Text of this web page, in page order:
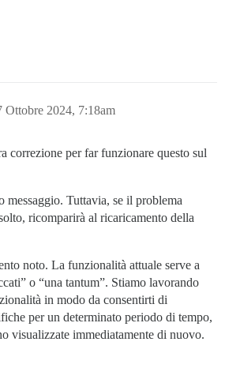
Ottobre 2024, 7:18am
correzione per far funzionare questo sul
messaggio. Tuttavia, se il problema
ricomparirà al ricaricamento della
noto. La funzionalità attuale serve a
o “una tantum”. Stiamo lavorando
in modo da consentirti di
per un determinato periodo di tempo,
visualizzate immediatamente di nuovo.